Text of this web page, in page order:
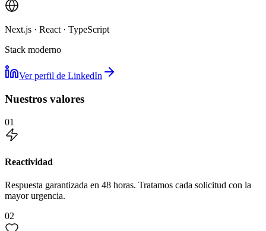
Next.js · React · TypeScript
Stack moderno
Ver perfil de LinkedIn
Nuestros valores
01
Reactividad
Respuesta garantizada en 48 horas. Tratamos cada solicitud con la
mayor urgencia.
02